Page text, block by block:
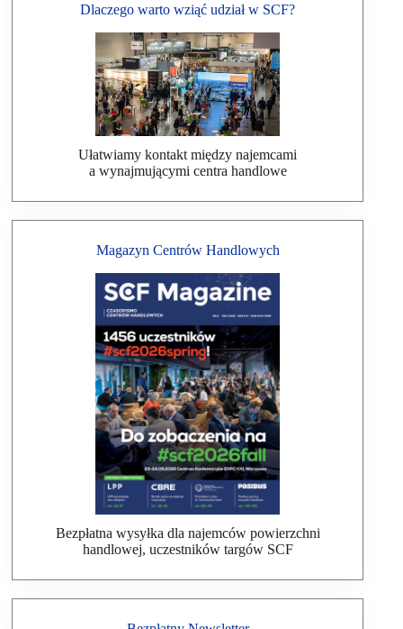
Dlaczego warto wziąć udział w SCF?
Ułatwiamy kontakt między najemcami
a wynajmującymi centra handlowe
Magazyn Centrów Handlowych
Bezpłatna wysyłka dla najemców powierzchni
handlowej, uczestników targów SCF